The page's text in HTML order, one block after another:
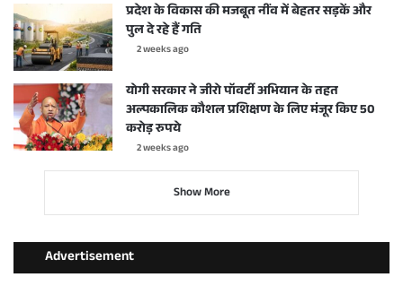
प्रदेश के विकास की मजबूत नींव में बेहतर सड़कें और
पुल दे रहे हैं गति
2 weeks ago
योगी सरकार ने जीरो पॉवर्टी अभियान के तहत
अल्पकालिक कौशल प्रशिक्षण के लिए मंजूर किए 50
करोड़ रुपये
2 weeks ago
Show More
Advertisement